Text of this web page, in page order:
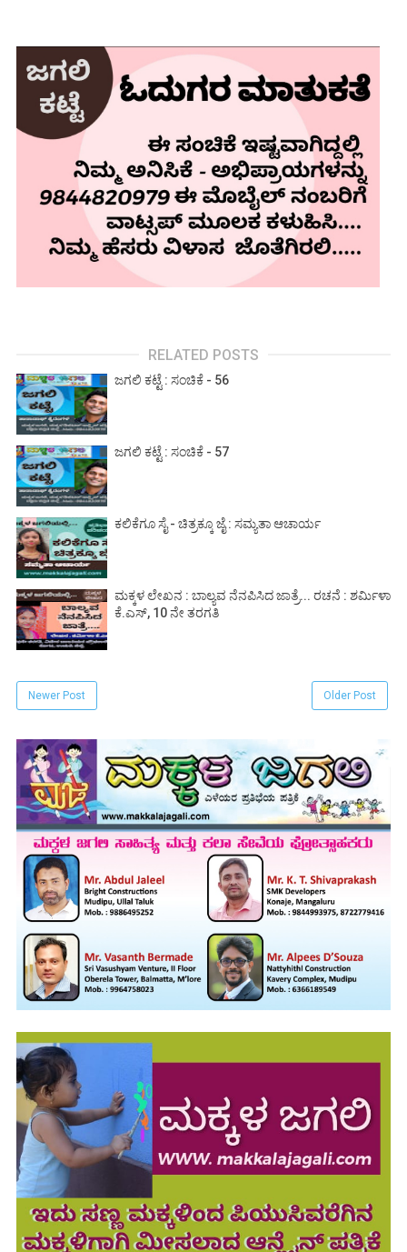
RELATED POSTS
ಜಗಲಿ ಕಟ್ಟೆ : ಸಂಚಿಕೆ - 56
ಜಗಲಿ ಕಟ್ಟೆ : ಸಂಚಿಕೆ - 57
ಕಲಿಕೆಗೂ ಸೈ - ಚಿತ್ರಕ್ಕೂ ಜೈ : ಸಮ್ಯತಾ ಆಚಾರ್ಯ
ಮಕ್ಕಳ ಲೇಖನ : ಬಾಲ್ಯವ ನೆನಪಿಸಿದ ಜಾತ್ರೆ... ರಚನೆ : ಶರ್ಮಿಳಾ
ಕೆ.ಎಸ್, 10 ನೇ ತರಗತಿ
Newer Post Older Post